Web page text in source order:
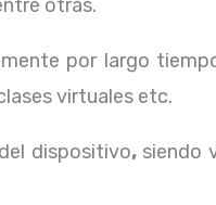
otras.
por largo
virtuales etc.
dispositivo, siendo